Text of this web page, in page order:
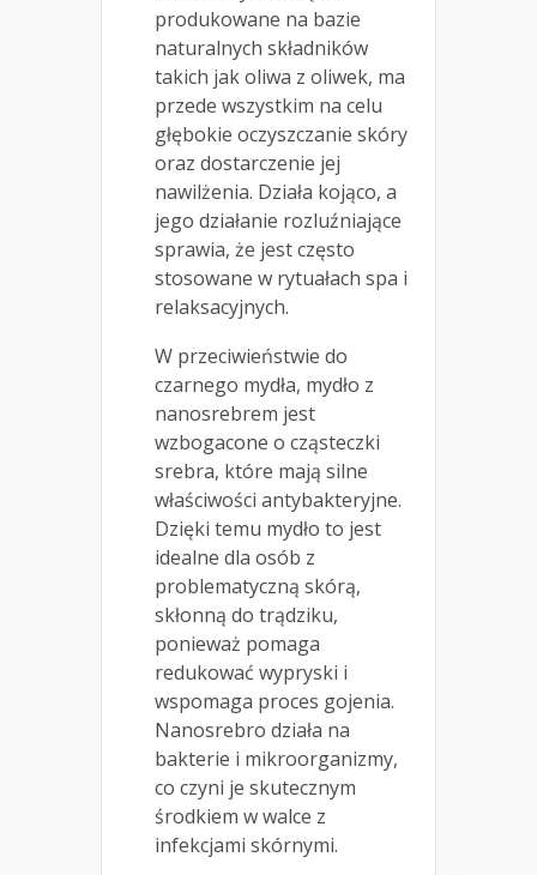
produkowane na bazie
naturalnych składników
takich jak oliwa z oliwek, ma
przede wszystkim na celu
głębokie oczyszczanie skóry
oraz dostarczenie jej
nawilżenia. Działa kojąco, a
jego działanie rozluźniające
sprawia, że jest często
stosowane w rytuałach spa i
relaksacyjnych.
W przeciwieństwie do
czarnego mydła, mydło z
nanosrebrem jest
wzbogacone o cząsteczki
srebra, które mają silne
właściwości antybakteryjne.
Dzięki temu mydło to jest
idealne dla osób z
problematyczną skórą,
skłonną do trądziku,
ponieważ pomaga
redukować wypryski i
wspomaga proces gojenia.
Nanosrebro działa na
bakterie i mikroorganizmy,
co czyni je skutecznym
środkiem w walce z
infekcjami skórnymi.